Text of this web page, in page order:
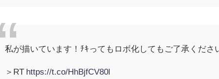
私が描いています！ﾁｷってもロボ化してもご了承くだ
＞RT https://t.co/HhBjfCV80l